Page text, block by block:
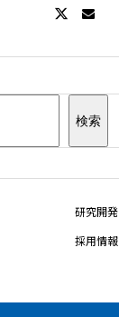
検索
研究開発
採用情報